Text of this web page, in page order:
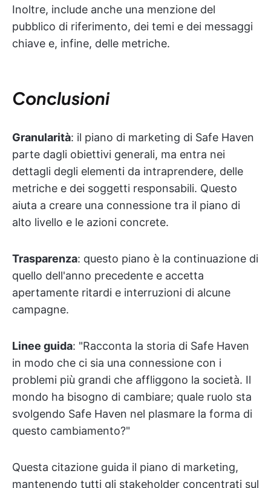
Inoltre, include anche una menzione del
pubblico di riferimento, dei temi e dei messaggi
chiave e, infine, delle metriche.
Conclusioni
Granularità: il piano di marketing di Safe Haven
parte dagli obiettivi generali, ma entra nei
dettagli degli elementi da intraprendere, delle
metriche e dei soggetti responsabili. Questo
aiuta a creare una connessione tra il piano di
alto livello e le azioni concrete.
Trasparenza: questo piano è la continuazione di
quello dell'anno precedente e accetta
apertamente ritardi e interruzioni di alcune
campagne.
Linee guida: "Racconta la storia di Safe Haven
in modo che ci sia una connessione con i
problemi più grandi che affliggono la società. Il
mondo ha bisogno di cambiare; quale ruolo sta
svolgendo Safe Haven nel plasmare la forma di
questo cambiamento?"
Questa citazione guida il piano di marketing,
mantenendo tutti gli stakeholder concentrati sul